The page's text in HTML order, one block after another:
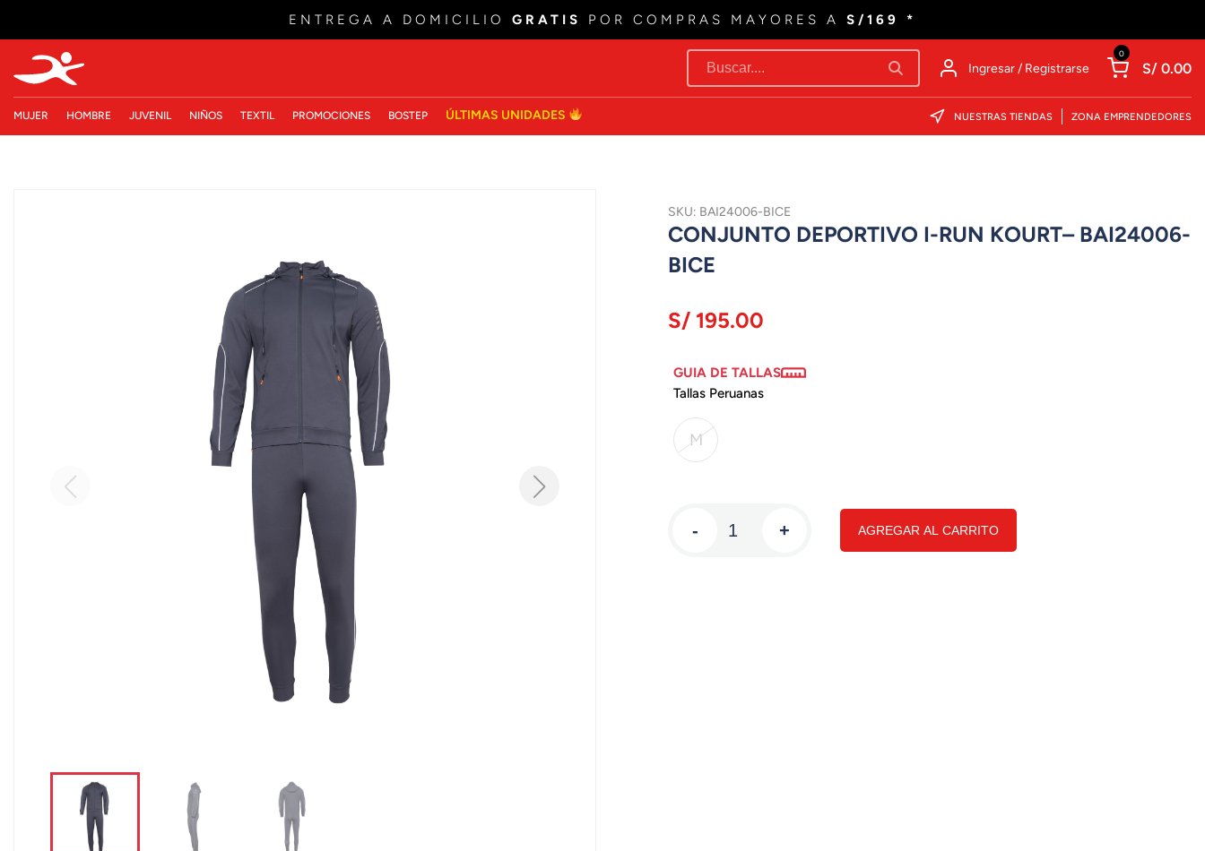
ENTREGA A DOMICILIO GRATIS POR COMPRAS MAYORES A S/169 *
Ingresar / Registrarse
0
S/ 0.00
MUJER HOMBRE JUVENIL NIÑOS TEXTIL PROMOCIONES BOSTEP ÚLTIMAS UNIDADES NUESTRAS TIENDAS ZONA EMPRENDEDORES
SKU: BAI24006-BICE
CONJUNTO DEPORTIVO I-RUN KOURT– BAI24006-
BICE
S/ 195.00
GUIA DE TALLAS
Tallas Peruanas
M
- + AGREGAR AL CARRITO